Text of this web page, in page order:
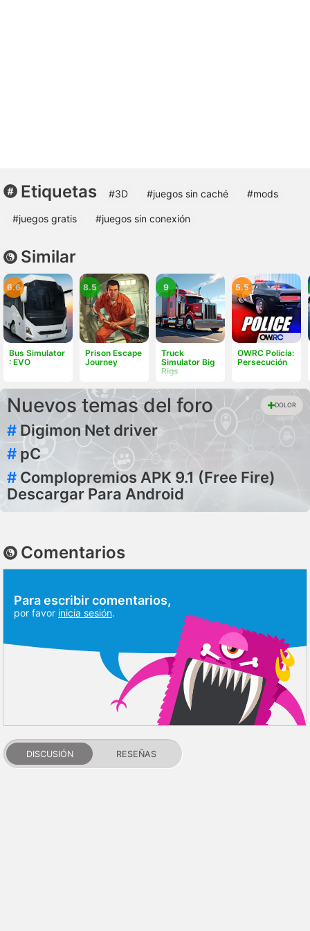
Etiquetas #3D #juegos sin caché #mods
#juegos gratis #juegos sin conexión
Similar
Bus Simulator
: EVO
6.6
Prison Escape
Journey
8.5
Truck
Simulator Big
Rigs
9
OWRC Policía:
Persecución
5.5
Nuevos temas del foro DOLOR
# Digimon Net driver
# pC
# Complopremios APK 9.1 (Free Fire)
Descargar Para Android
Comentarios
Para escribir comentarios,
por favor inicia sesión.
DISCUSIÓN RESEÑAS